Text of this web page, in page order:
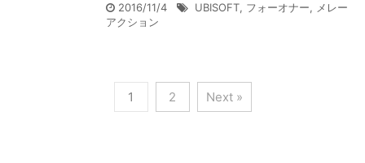
2016/11/4 UBISOFT, フォーオナー, メレー
アクション
1 2 Next »